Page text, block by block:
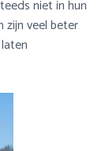
niet in hun
zijn veel beter